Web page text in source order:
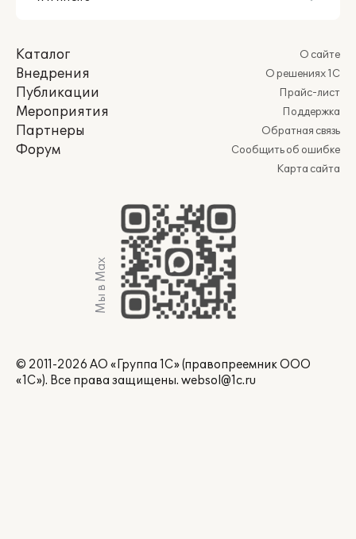
Каталог
Внедрения
Публикации
Мероприятия
Партнеры
Форум
О сайте
О решениях 1С
Прайс-лист
Поддержка
Обратная связь
Сообщить об ошибке
Карта сайта
Мы в Max
© 2011-2026 АО «Группа 1С» (правопреемник ООО
«1С»). Все права защищены. websol@1c.ru